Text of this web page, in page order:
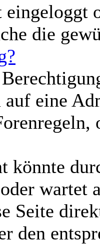
die
auf eine
könnte
wartet
Seite
den